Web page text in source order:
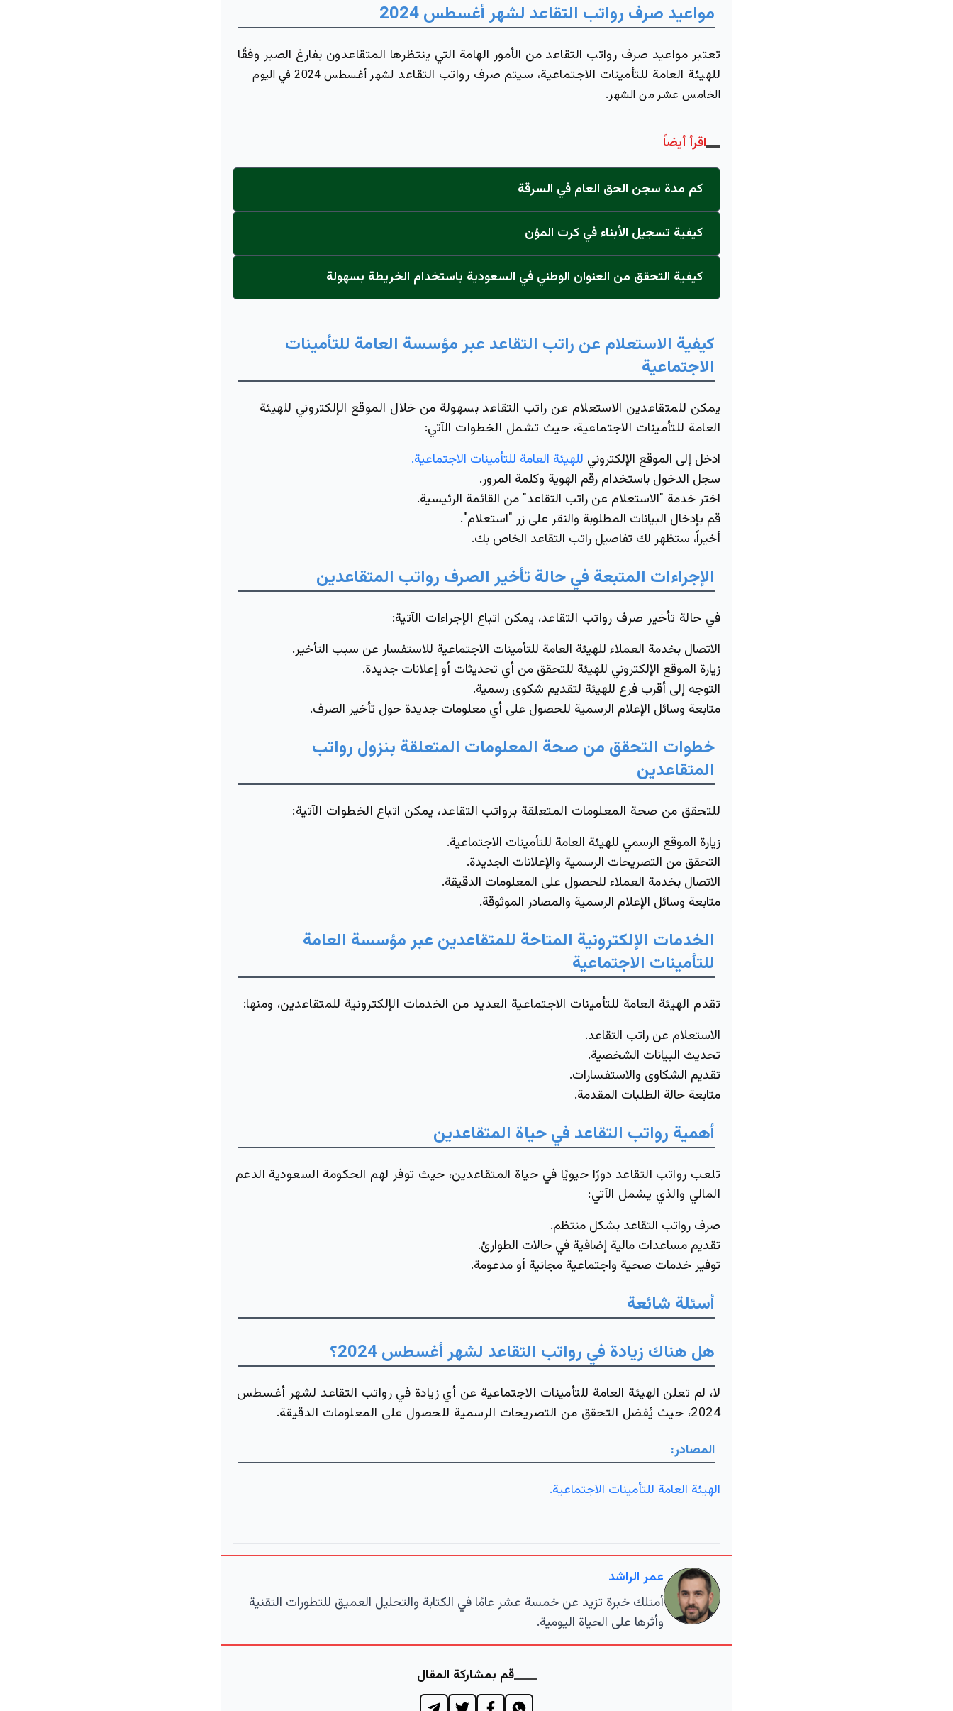
مواعيد صرف رواتب التقاعد لشهر أغسطس 2024
تعتبر مواعيد صرف رواتب التقاعد من الأمور الهامة التي ينتظرها المتقاعدون بفارغ الصبر وفقًا
للهيئة العامة للتأمينات الاجتماعية، سيتم صرف رواتب التقاعد
لشهر أغسطس 2024 في اليوم
الخامس عشر من الشهر.
اقرأ أيضاً
كم مدة سجن الحق العام في السرقة
كيفية تسجيل الأبناء في كرت المؤن
كيفية التحقق من العنوان الوطني في السعودية باستخدام الخريطة بسهولة
كيفية الاستعلام عن راتب التقاعد عبر مؤسسة العامة للتأمينات
الاجتماعية
يمكن للمتقاعدين الاستعلام عن راتب التقاعد بسهولة من خلال الموقع الإلكتروني للهيئة
العامة للتأمينات الاجتماعية، حيث تشمل الخطوات الآتي:
ادخل إلى الموقع الإلكتروني للهيئة العامة للتأمينات الاجتماعية.
سجل الدخول باستخدام رقم الهوية وكلمة المرور.
اختر خدمة "الاستعلام عن راتب التقاعد" من القائمة الرئيسية.
قم بإدخال البيانات المطلوبة والنقر على زر "استعلام".
أخيراً، ستظهر لك تفاصيل راتب التقاعد الخاص بك.
الإجراءات المتبعة في حالة تأخير الصرف رواتب المتقاعدين
في حالة تأخير صرف رواتب التقاعد، يمكن اتباع الإجراءات الآتية:
الاتصال بخدمة العملاء للهيئة العامة للتأمينات الاجتماعية للاستفسار عن سبب التأخير.
زيارة الموقع الإلكتروني للهيئة للتحقق من أي تحديثات أو إعلانات جديدة.
التوجه إلى أقرب فرع للهيئة لتقديم شكوى رسمية.
متابعة وسائل الإعلام الرسمية للحصول على أي معلومات جديدة حول تأخير الصرف.
خطوات التحقق من صحة المعلومات المتعلقة بنزول رواتب
المتقاعدين
للتحقق من صحة المعلومات المتعلقة برواتب التقاعد، يمكن اتباع الخطوات الآتية:
زيارة الموقع الرسمي للهيئة العامة للتأمينات الاجتماعية.
التحقق من التصريحات الرسمية والإعلانات الجديدة.
الاتصال بخدمة العملاء للحصول على المعلومات الدقيقة.
متابعة وسائل الإعلام الرسمية والمصادر الموثوقة.
الخدمات الإلكترونية المتاحة للمتقاعدين عبر مؤسسة العامة
للتأمينات الاجتماعية
تقدم الهيئة العامة للتأمينات الاجتماعية العديد من الخدمات الإلكترونية للمتقاعدين، ومنها:
الاستعلام عن راتب التقاعد.
تحديث البيانات الشخصية.
تقديم الشكاوى والاستفسارات.
متابعة حالة الطلبات المقدمة.
أهمية رواتب التقاعد في حياة المتقاعدين
تلعب رواتب التقاعد دورًا حيويًا في حياة المتقاعدين، حيث توفر لهم الحكومة السعودية الدعم
المالي والذي يشمل الآتي:
صرف رواتب التقاعد بشكل منتظم.
تقديم مساعدات مالية إضافية في حالات الطوارئ.
توفير خدمات صحية واجتماعية مجانية أو مدعومة.
أسئلة شائعة
هل هناك زيادة في رواتب التقاعد لشهر أغسطس 2024؟
لا، لم تعلن الهيئة العامة للتأمينات الاجتماعية عن أي زيادة في رواتب التقاعد لشهر أغسطس
2024، حيث يُفضل التحقق من التصريحات الرسمية للحصول على المعلومات الدقيقة.
المصادر:
الهيئة العامة للتأمينات الاجتماعية.
عمر الراشد
أمتلك خبرة تزيد عن خمسة عشر عامًا في الكتابة والتحليل العميق للتطورات التقنية
وأثرها على الحياة اليومية.
قم بمشاركة المقال